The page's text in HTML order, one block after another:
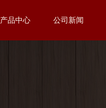
产品中心 公司新闻